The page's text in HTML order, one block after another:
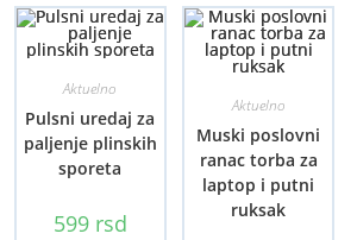
Aktuelno
Pulsni uredaj za
paljenje plinskih
sporeta
599 rsd
Aktuelno
Muski poslovni
ranac torba za
laptop i putni
ruksak